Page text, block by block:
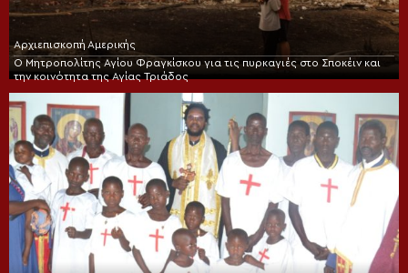
Αρχιεπισκοπή Αμερικής
Ο Μητροπολίτης Αγίου Φραγκίσκου για τις πυρκαγιές στο Σποκέιν και
την κοινότητα της Αγίας Τριάδος